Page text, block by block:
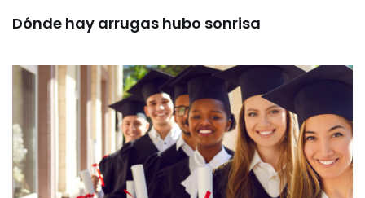
Dónde hay arrugas hubo sonrisa